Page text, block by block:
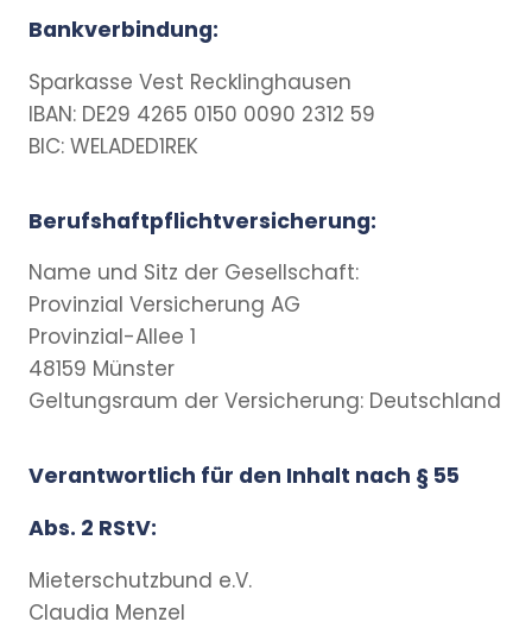
Bankverbindung:
Sparkasse Vest Recklinghausen
IBAN: DE29 4265 0150 0090 2312 59
BIC: WELADED1REK
Berufshaftpflichtversicherung:
Name und Sitz der Gesellschaft:
Provinzial Versicherung AG
Provinzial-Allee 1
48159 Münster
Geltungsraum der Versicherung: Deutschland
Verantwortlich für den Inhalt nach § 55
Abs. 2 RStV:
Mieterschutzbund e.V.
Claudia Menzel